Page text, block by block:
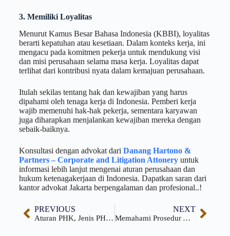
3. Memiliki Loyalitas
Menurut Kamus Besar Bahasa Indonesia (KBBI), loyalitas
berarti kepatuhan atau kesetiaan. Dalam konteks kerja, ini
mengacu pada komitmen pekerja untuk mendukung visi
dan misi perusahaan selama masa kerja. Loyalitas dapat
terlihat dari kontribusi nyata dalam kemajuan perusahaan.
Itulah sekilas tentang hak dan kewajiban yang harus
dipahami oleh tenaga kerja di Indonesia. Pemberi kerja
wajib memenuhi hak-hak pekerja, sementara karyawan
juga diharapkan menjalankan kewajiban mereka dengan
sebaik-baiknya.
Konsultasi dengan advokat dari Danang Hartono &
Partners – Corporate and Litigation Attoneryuntuk
informasi lebih lanjut mengenai aturan perusahaan dan
hukum ketenagakerjaan di Indonesia. Dapatkan saran dari
kantor advokat Jakarta berpengalaman dan profesional..!
PREVIOUS
Aturan PHK, Jenis PHK, dan Kompensasi Untuk Karyawan
NEXT
Memahami Prosedur Arbitrase, Berbagai Jenis, dan Contoh Praktisnya